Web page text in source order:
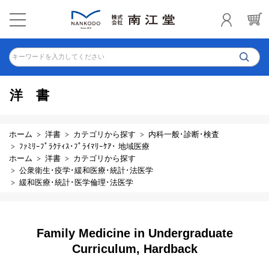
キーワードを入力してください
洋書
ホーム 洋書 カテゴリから探す
内科一般･診断･検査
ﾌｧﾐﾘｰﾌﾟﾗｸﾃｨｽ･ﾌﾟﾗｲﾏﾘｰｹｱ･ 地域医療
ホーム
洋書
カテゴリから探す
公衆衛生･疫学･緩和医療･統計･法医学
緩和医療･統計･医学倫理･法医学
Family Medicine in Undergraduate
Curriculum, Hardback